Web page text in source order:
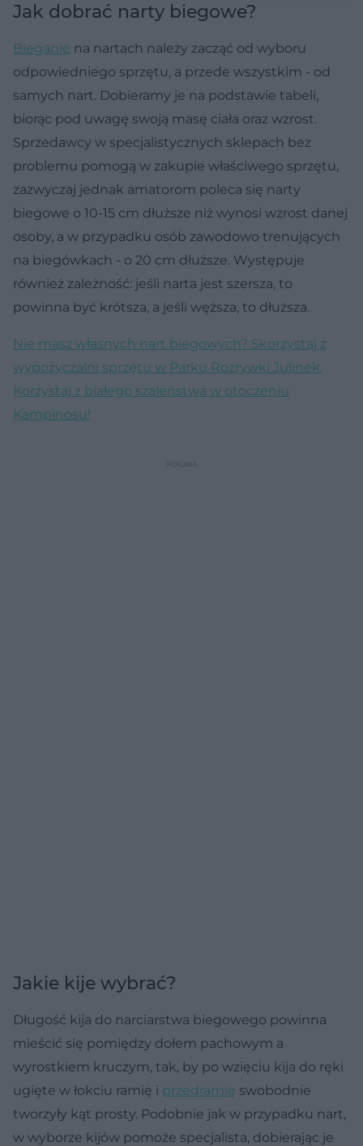
Jak dobrać narty biegowe?
Bieganie na nartach należy zacząć od wyboru
odpowiedniego sprzętu, a przede wszystkim - od
samych nart. Dobieramy je na podstawie tabeli,
biorąc pod uwagę swoją masę ciała oraz wzrost.
Sprzedawcy w specjalistycznych sklepach bez
problemu pomogą w zakupie właściwego sprzętu,
zazwyczaj jednak amatorom poleca się narty
biegowe o 10-15 cm dłuższe niż wynosi wzrost danej
osoby, a w przypadku osób zawodowo trenujących
na biegówkach - o 20 cm dłuższe. Występuje
również zależność: jeśli narta jest szersza, to
powinna być krótsza, a jeśli węższa, to dłuższa.
Nie masz własnych nart biegowych? Skorzystaj z
wypożyczalni sprzętu w Parku Rozrywki Julinek.
Korzystaj z białego szaleństwa w otoczeniu
Kampinosu!
Jakie kije wybrać?
Długość kija do narciarstwa biegowego powinna
mieścić się pomiędzy dołem pachowym a
wyrostkiem kruczym, tak, by po wzięciu kija do ręki
ugięte w łokciu ramię i przedramię swobodnie
tworzyły kąt prosty. Podobnie jak w przypadku nart,
w wyborze kijów pomoże specjalista, dobierając je